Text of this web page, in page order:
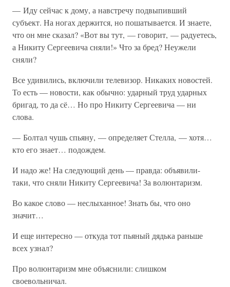
— Иду сейчас к дому, а навстречу подвыпивший
субъект. На ногах держится, но пошатывается. И знаете,
что он мне сказал? «Вот вы тут, — говорит, — радуетесь,
а Никиту Сергеевича сняли!» Что за бред? Неужели
сняли?
Все удивились, включили телевизор. Никаких новостей.
То есть — новости, как обычно: ударный труд ударных
бригад, то да сё… Но про Никиту Сергеевича — ни
слова.
— Болтал чушь спьяну, — определяет Стелла, — хотя…
кто его знает… подождем.
И надо же! На следующий день — правда: объявили-
таки, что сняли Никиту Сергеевича! За волюнтаризм.
Во какое слово — неслыханное! Знать бы, что оно
значит…
И еще интересно — откуда тот пьяный дядька раньше
всех узнал?
Про волюнтаризм мне объяснили: слишком
своевольничал.